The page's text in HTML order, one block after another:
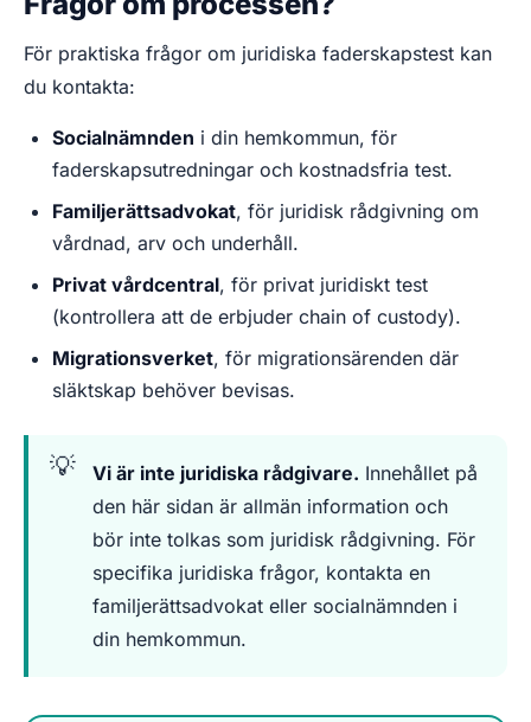
För praktiska frågor om juridiska faderskapstest kan
du kontakta:
Socialnämnden i din hemkommun, för
faderskapsutredningar och kostnadsfria test.
Familjerättsadvokat, för juridisk rådgivning om
vårdnad, arv och underhåll.
Privat vårdcentral, för privat juridiskt test
(kontrollera att de erbjuder chain of custody).
Migrationsverket, för migrationsärenden där
släktskap behöver bevisas.
Vi är inte juridiska rådgivare. Innehållet på
den här sidan är allmän information och
bör inte tolkas som juridisk rådgivning. För
specifika juridiska frågor, kontakta en
familjerättsadvokat eller socialnämnden i
din hemkommun.